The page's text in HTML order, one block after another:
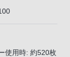
使用時: 約520枚